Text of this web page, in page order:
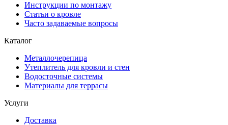
Инструкции по монтажу
Статьи о кровле
Часто задаваемые вопросы
Каталог
Металлочерепица
Утеплитель для кровли и стен
Водосточные системы
Материалы для террасы
Услуги
Доставка